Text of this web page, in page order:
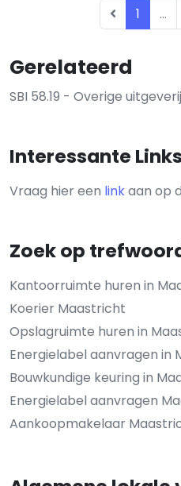
Gerelateerd
SBI 58.19 - Overige
Interessante Links
Vraag hier een linkaan op
Zoek op
Kantoorruimte huren in
Koerier Maastricht
Opslagruimte huren in
Energielabel aanvragen in
Bouwkundige keuring in
Energielabel aanvragen
Aankoopmakelaar
1 ...